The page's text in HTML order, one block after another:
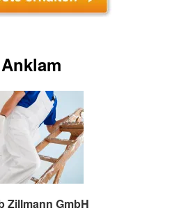
Zillmann GmbH